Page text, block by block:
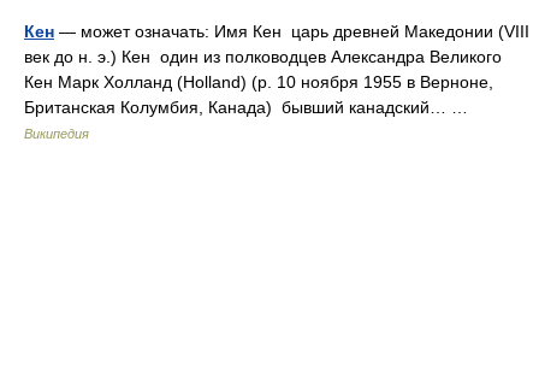
Кен — может означать: Имя Кен царь древней Македонии (VIII
век до н. э.) Кен один из полководцев Александра Великого
Кен Марк Холланд (Holland) (р. 10 ноября 1955 в Верноне,
Британская Колумбия, Канада) бывший канадский… …
Википедия